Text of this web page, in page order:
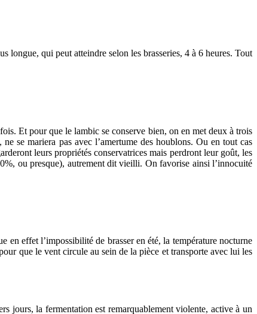
longue, qui peut atteindre selon les brasseries, 4 à 6 heures. Tout
Et pour que le lambic se conserve bien, on en met deux à trois
se mariera pas avec l’amertume des houblons. Ou en tout cas
leurs propriétés conservatrices mais perdront leur goût, les
ou presque), autrement dit vieilli. On favorise ainsi l’innocuité
effet l’impossibilité de brasser en été, la température nocturne
que le vent circule au sein de la pièce et transporte avec lui les
jours, la fermentation est remarquablement violente, active à un